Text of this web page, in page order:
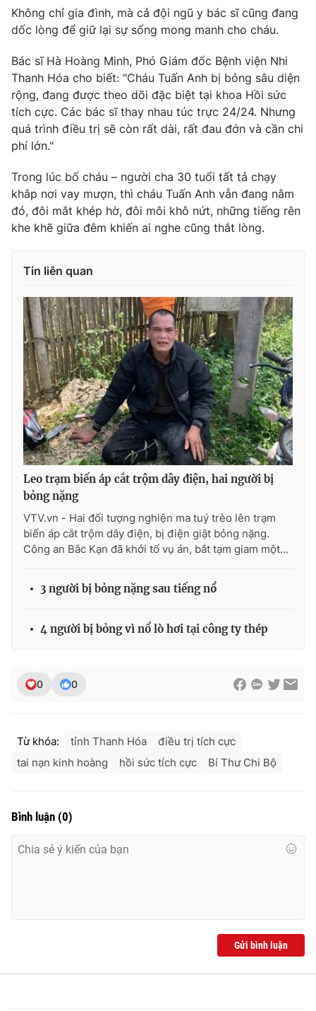
Ðiện thoại Thời báo VTV:
024.66 897 897
Email:toasoan@vtv.vn
thông tin từ website này.
Không chỉ gia đình, mà cả đội ngũ y bác sĩ cũng đang
dốc lòng để giữ lại sự sống mong manh cho cháu.
Bác sĩ Hà Hoàng Minh, Phó Giám đốc Bệnh viện Nhi
Thanh Hóa cho biết: "Cháu Tuấn Anh bị bỏng sâu diện
rộng, đang được theo dõi đặc biệt tại khoa Hồi sức
tích cực. Các bác sĩ thay nhau túc trực 24/24. Nhưng
quá trình điều trị sẽ còn rất dài, rất đau đớn và cần chi
phí lớn."
Trong lúc bố cháu – người cha 30 tuổi tất tả chạy
khắp nơi vay mượn, thì cháu Tuấn Anh vẫn đang nằm
đó, đôi mắt khép hờ, đôi môi khô nứt, những tiếng rên
khe khẽ giữa đêm khiến ai nghe cũng thắt lòng.
Tin liên quan
Leo trạm biến áp cắt trộm dây điện, hai người bị
bỏng nặng
VTV.vn - Hai đối tượng nghiện ma tuý trèo lên trạm
biến áp cắt trộm dây điện, bị điện giật bỏng nặng.
Công an Bắc Kạn đã khởi tố vụ án, bắt tạm giam một...
3 người bị bỏng nặng sau tiếng nổ
4 người bị bỏng vì nổ lò hơi tại công ty thép
0 0
Từ khóa: tỉnh Thanh Hóa
điều trị tích cực
tai nạn kinh hoàng
hồi sức tích cực Bí Thư Chi Bộ
Bình luận (0)
Gửi bình luận